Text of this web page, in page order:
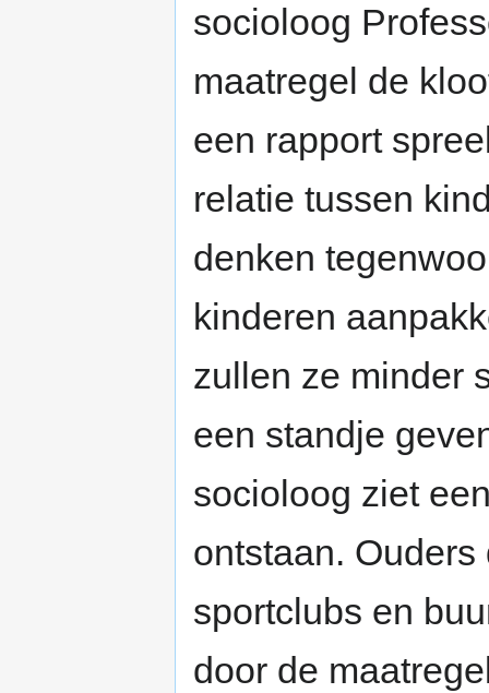
socioloog
maatregel de
een rapport
relatie tussen
denken
kinderen
zullen ze minder
een standje
socioloog ziet
ontstaan.
sportclubs en
door de